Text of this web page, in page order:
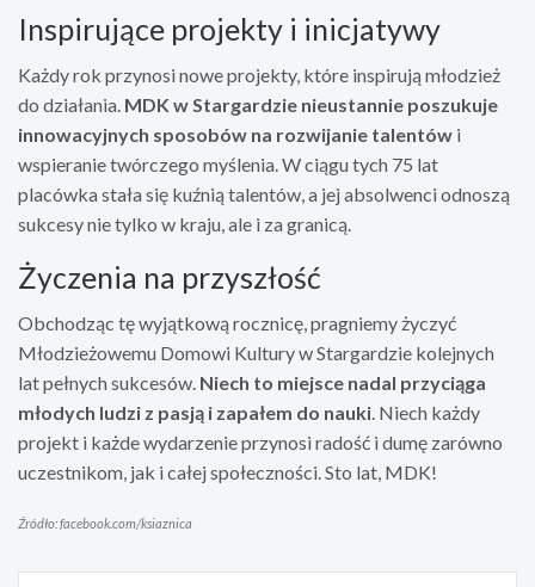
Inspirujące projekty i inicjatywy
Każdy rok przynosi nowe projekty, które inspirują młodzież
do działania. MDK w Stargardzie nieustannie poszukuje
innowacyjnych sposobów na rozwijanie talentów i
wspieranie twórczego myślenia. W ciągu tych 75 lat
placówka stała się kuźnią talentów, a jej absolwenci odnoszą
sukcesy nie tylko w kraju, ale i za granicą.
Życzenia na przyszłość
Obchodząc tę wyjątkową rocznicę, pragniemy życzyć
Młodzieżowemu Domowi Kultury w Stargardzie kolejnych
lat pełnych sukcesów. Niech to miejsce nadal przyciąga
młodych ludzi z pasją i zapałem do nauki . Niech każdy
projekt i każde wydarzenie przynosi radość i dumę zarówno
uczestnikom, jak i całej społeczności. Sto lat, MDK!
Źródło: facebook.com/ksiaznica